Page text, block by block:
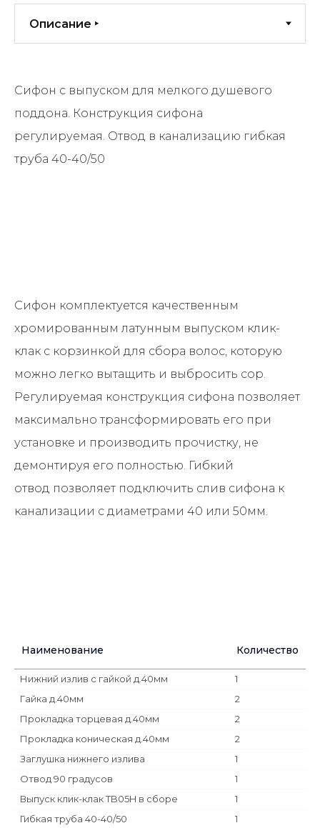
Сифон с выпуском для мелкого душевого
поддона. Конструкция сифона
регулируемая. Отвод в канализацию гибкая
труба 40-40/50
Сифон комплектуется качественным
хромированным латунным выпуском клик-
клак с корзинкой для сбора волос, которую
можно легко вытащить и выбросить сор.
Регулируемая конструкция сифона позволяет
максимально трансформировать его при
установке и производить прочистку, не
демонтируя его полностью. Гибкий
отвод позволяет подключить слив сифона к
канализации с диаметрами 40 или 50мм.
Наименование Количество
Нижний излив с гайкой д.40мм
1
Гайка д.40мм
2
Прокладка торцевая д.40мм
2
Прокладка коническая д.40мм
2
Заглушка нижнего излива
1
Отвод 90 градусов
1
Выпуск клик-клак TB05H в сборе
1
Гибкая труба 40-40/50
1